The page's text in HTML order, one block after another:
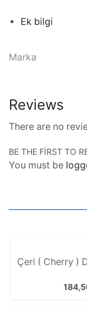
Ek bilgi
Marka
Reviews
There are no
BE THE FIRST TO
You must be
Çeri ( Cherry )